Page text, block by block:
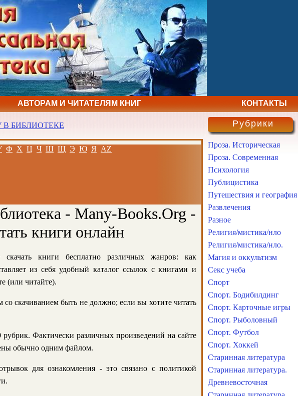
АВТОРАМ И ЧИТАТЕЛЯМ КНИГ КОНТАКТЫ
В БИБЛИОТЕКЕ
Ф Х Ц Ч Ш Щ Э Ю Я AZ
- Many-Books.Org -
книги онлайн
книги бесплатно различных жанров: как
из себя удобный каталог ссылок с книгами и
(или читайте).
скачиванием быть не должно; если вы хотите читать
Фактически различных произведений на сайте
обычно одним файлом.
для ознакомления - это связано с политикой
Рубрики
Проза. Историческая
Проза. Современная
Психология
Публицистика
Путешествия и география
Развлечения
Разное
Религия/мистика/нло
Религия/мистика/нло.
Магия и оккультизм
Секс учеба
Спорт
Спорт. Бодибилдинг
Спорт. Карточные игры
Спорт. Рыболовный
Спорт. Футбол
Спорт. Хоккей
Старинная литература
Старинная литература.
Древневосточная